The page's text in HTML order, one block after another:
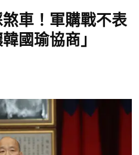
車！軍購戰不表
國瑜協商」